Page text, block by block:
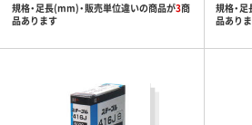
規格・足長(mm)・販売単位違いの商品が3商
品あります
規格・
品あり